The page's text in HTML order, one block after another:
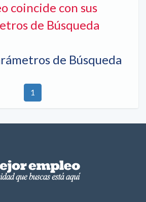
coincide con sus
de Búsqueda
de Búsqueda
1